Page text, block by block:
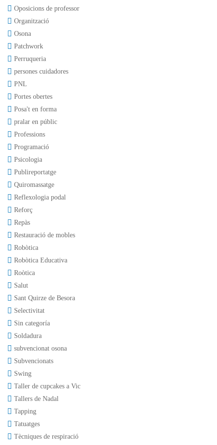
Oposicions de professor
Organització
Osona
Patchwork
Perruqueria
persones cuidadores
PNL
Portes obertes
Posa't en forma
pralar en públic
Professions
Programació
Psicologia
Publireportatge
Quiromassatge
Reflexologia podal
Reforç
Repàs
Restauració de mobles
Robòtica
Robòtica Educativa
Roòtica
Salut
Sant Quirze de Besora
Selectivitat
Sin categoría
Soldadura
subvencionat osona
Subvencionats
Swing
Taller de cupcakes a Vic
Tallers de Nadal
Tapping
Tatuatges
Tècniques de respiració